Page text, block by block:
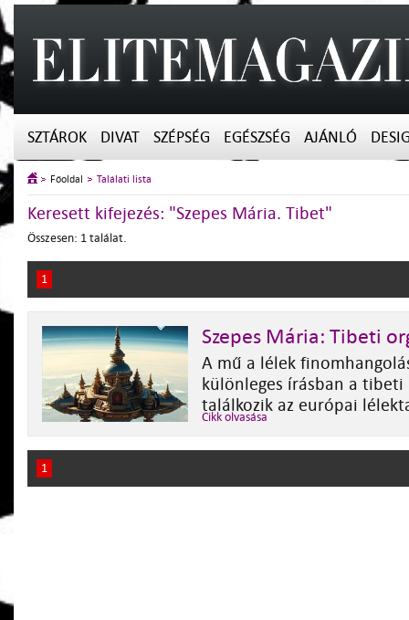
SZTÁROK DIVAT SZÉPSÉG EGÉSZSÉG AJÁNLÓ
Főoldal Találati lista
Keresett kifejezés: "Szepes Mária. Tibet"
Összesen: 1 találat.
1
Szepes Mária: Tibeti
A mű a lélek
különleges írásban a tibeti
találkozik az európai
Cikk olvasása
1